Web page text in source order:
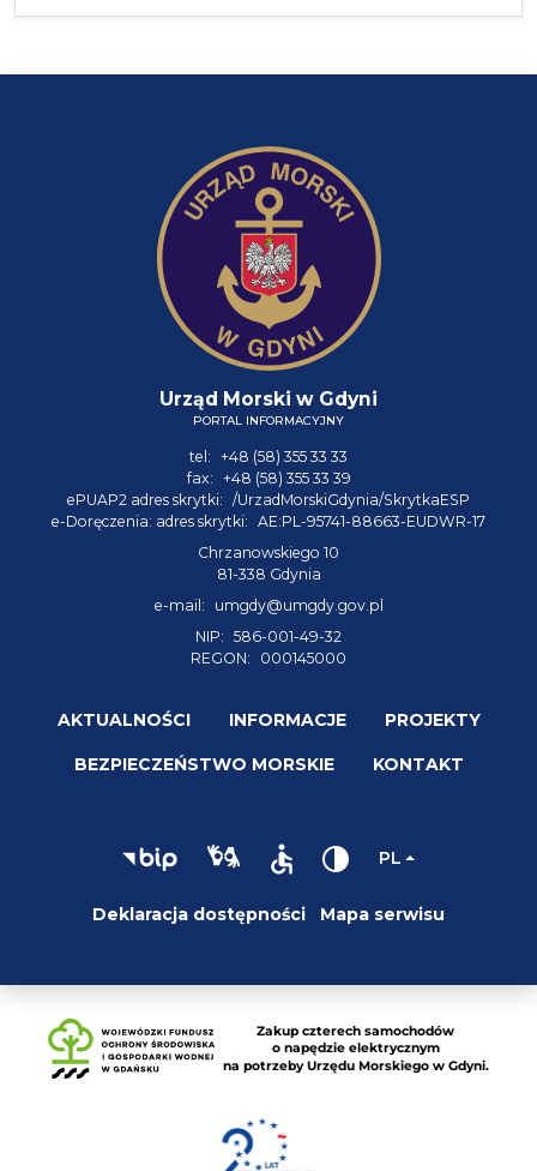
Urząd Morski w Gdyni
PORTAL INFORMACYJNY
tel: +48 (58) 355 33 33
fax: +48 (58) 355 33 39
ePUAP2 adres skrytki: /UrzadMorskiGdynia/SkrytkaESP
e-Doręczenia: adres skrytki: AE:PL-95741-88663-EUDWR-17
Chrzanowskiego 10
81-338 Gdynia
e-mail:
umgdy@umgdy.gov.pl
NIP: 586-001-49-32
REGON:
000145000
AKTUALNOŚCI INFORMACJE PROJEKTY
BEZPIECZEŃSTWO MORSKIE KONTAKT
PL
Deklaracja dostępności Mapa serwisu